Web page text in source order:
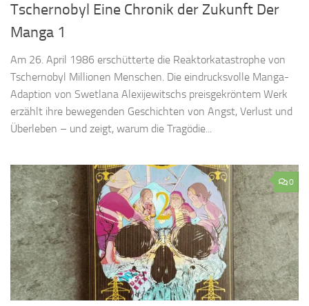
Tschernobyl Eine Chronik der Zukunft Der
Manga 1
Am 26. April 1986 erschütterte die Reaktorkatastrophe von
Tschernobyl Millionen Menschen. Die eindrucksvolle Manga-
Adaption von Swetlana Alexijewitschs preisgekröntem Werk
erzählt ihre bewegenden Geschichten von Angst, Verlust und
Überleben – und zeigt, warum die Tragödie...
0